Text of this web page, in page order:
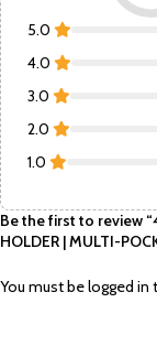
5.0
4.0
3.0
2.0
1.0
Be the first to review
HOLDER | MULTI-
You must belogged in